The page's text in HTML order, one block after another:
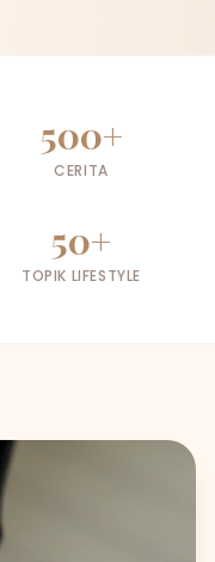
500+
CERITA
50+
TOPIK LIFESTYLE